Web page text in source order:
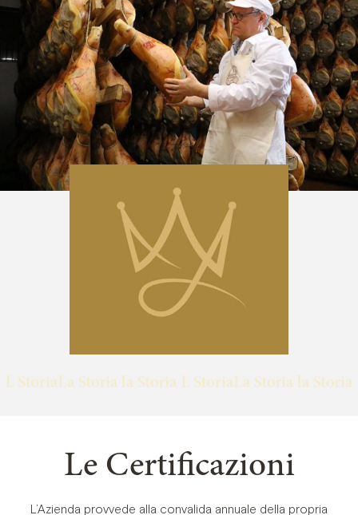
Le Certificazioni
L’Azienda provvede alla convalida annuale della propria